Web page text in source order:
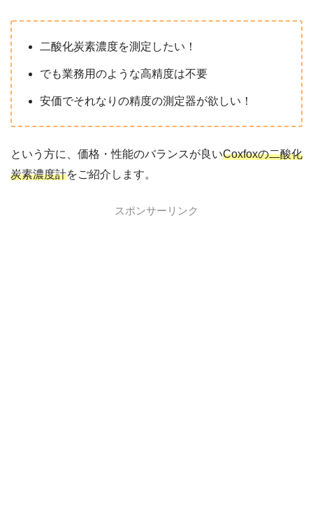
二酸化炭素濃度を測定したい！
でも業務用のような高精度は不要
安価でそれなりの精度の測定器が欲しい！
という方に、価格・性能のバランスが良いCoxfoxの二酸化
炭素濃度計をご紹介します。
スポンサーリンク